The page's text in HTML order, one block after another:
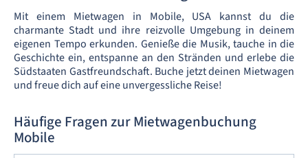
Mit einem Mietwagen in Mobile, USA kannst du die
charmante Stadt und ihre reizvolle Umgebung in deinem
eigenen Tempo erkunden. Genieße die Musik, tauche in die
Geschichte ein, entspanne an den Stränden und erlebe die
Südstaaten Gastfreundschaft. Buche jetzt deinen Mietwagen
und freue dich auf eine unvergessliche Reise!
Häufige Fragen zur Mietwagenbuchung
Mobile